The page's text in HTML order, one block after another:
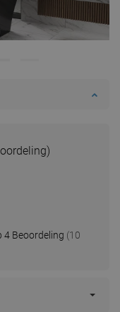
4 Beoordeling (10